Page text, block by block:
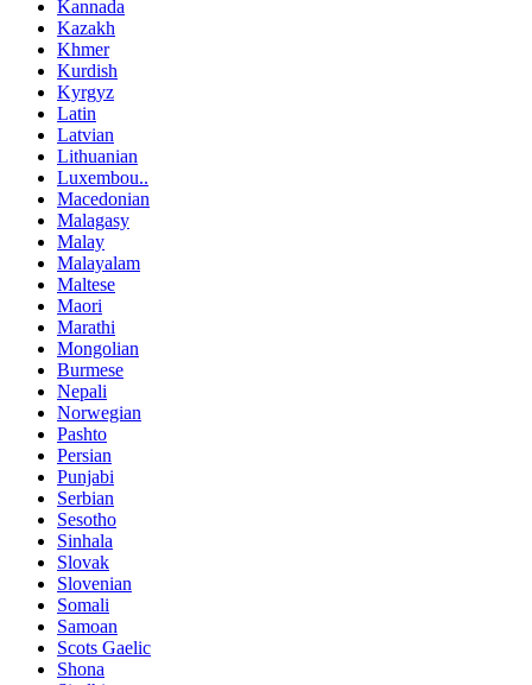
Kannada
Kazakh
Khmer
Kurdish
Kyrgyz
Latin
Latvian
Lithuanian
Luxembou..
Macedonian
Malagasy
Malay
Malayalam
Maltese
Maori
Marathi
Mongolian
Burmese
Nepali
Norwegian
Pashto
Persian
Punjabi
Serbian
Sesotho
Sinhala
Slovak
Slovenian
Somali
Samoan
Scots Gaelic
Shona